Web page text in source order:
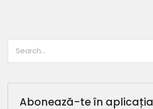
Abonează-te în aplicația